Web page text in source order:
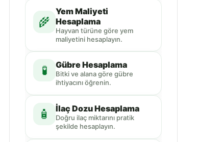
🌾
Yem Maliyeti
Hesaplama
Hayvan türüne göre yem
maliyetini hesaplayın.
🧪 Gübre Hesaplama
Bitki ve alana göre gübre
ihtiyacını öğrenin.
🧴 İlaç Dozu Hesaplama
Doğru ilaç miktarını pratik
şekilde hesaplayın.